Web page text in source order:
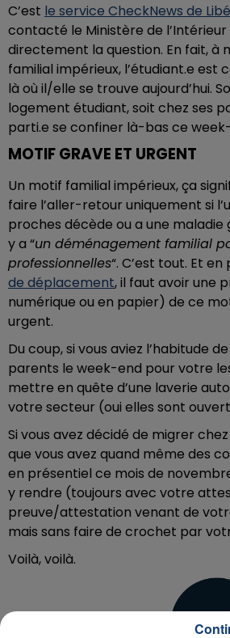
C’est le service CheckNews de
contacté le Ministère de
directement la question. En fait, à
familial impérieux, l’étudiant.e est
là où il/elle se trouve aujourd’hui.
logement étudiant, soit chez ses
parti.e se confiner là-bas ce
MOTIF GRAVE ET URGENT
Un motif familial impérieux, ça
faire l’aller-retour uniquement si
proches décède ou a une maladie
y a “un déménagement familial
professionnelles“. C’est tout. Et en
de déplacement, il faut avoir une
numérique ou en papier) de ce
urgent.
Du coup, si vous aviez l’habitude
parents le week-end pour votre
mettre en quête d’une laverie
votre secteur (oui elles sont
Si vous avez décidé de migrer
que vous avez quand même des
en présentiel ce mois de
y rendre (toujours avec votre
preuve/attestation venant de
mais sans faire de crochet par
Voilà, voilà.